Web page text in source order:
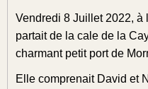
Vendredi 8 Juillet 2022,
partait de la cale de la
charmant petit port de
Elle comprenait David et